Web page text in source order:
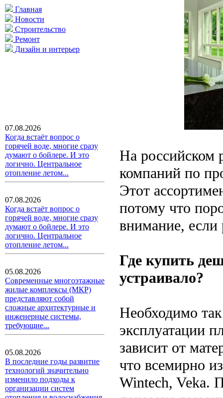
Главная
Новости
Строительство
Ремонт
Дизайн и интерьер
07.08.2026
Когда встаёт вопрос о
горячей воде, многие сразу
думают о бойлере. И это
логично. Центральное
отопление летом...
07.08.2026
Когда встаёт вопрос о
горячей воде, многие сразу
думают о бойлере. И это
логично. Центральное
отопление летом...
05.08.2026
Современные многоэтажные
жилые комплексы (МКР)
представляют собой
сложные архитектурные и
инженерные системы,
требующие...
05.08.2026
В последние годы развитие
технологий значительно
изменило подходы к
организации систем
На российском
компаний по
Этот
потому что
внимание,
Где купить
устраивало?
Необходимо
эксплуатации
зависит от
что всемирно
Wintech, Veka.